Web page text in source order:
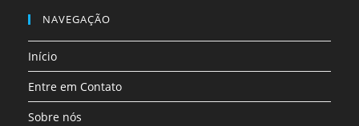
aba
aba
em
uma
nova
aba
em
uma
aba
NAVEGAÇÃO
Início
Entre em Contato
Sobre nós